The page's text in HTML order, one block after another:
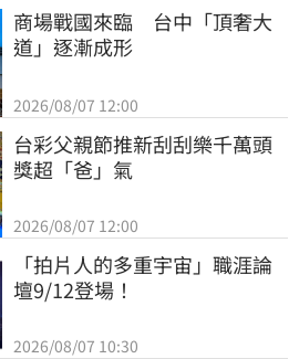
商場戰國來臨　台中「頂奢大
道」逐漸成形
2026/08/07 12:00
台彩父親節推新刮刮樂千萬頭
獎超「爸」氣
2026/08/07 12:00
「拍片人的多重宇宙」職涯論
壇9/12登場！
2026/08/07 10:30